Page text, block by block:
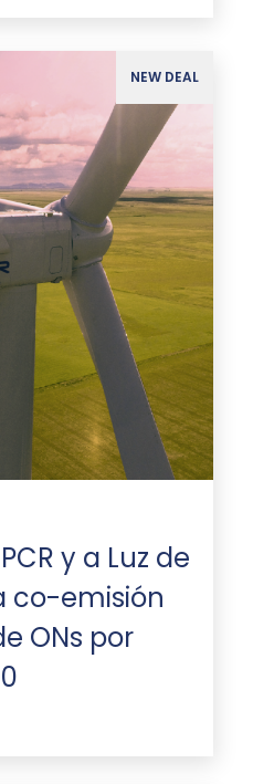
NEW DEAL
y a Luz de
co-emisión
ONs por